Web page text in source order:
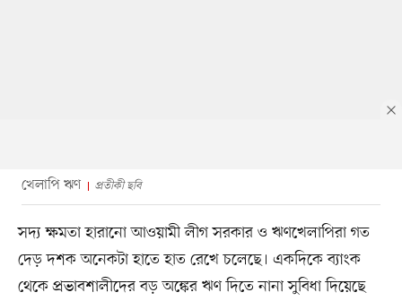
খেলাপি ঋণ প্রতীকী ছবি
সদ্য ক্ষমতা হারানো আওয়ামী লীগ সরকার ও ঋণখেলাপিরা গত
দেড় দশক অনেকটা হাতে হাত রেখে চলেছে। একদিকে ব্যাংক
থেকে প্রভাবশালীদের বড় অঙ্কের ঋণ দিতে নানা সুবিধা দিয়েছে